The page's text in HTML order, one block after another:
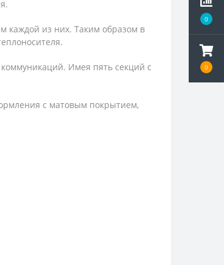
0
0
каждой из них. Таким образом в
коммуникаций. Имея пять секций с
с матовым покрытием,